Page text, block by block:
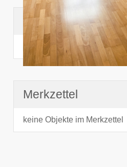
Suchhistorie
noch nichts angesehen
Merkzettel
keine Objekte im Merkzettel